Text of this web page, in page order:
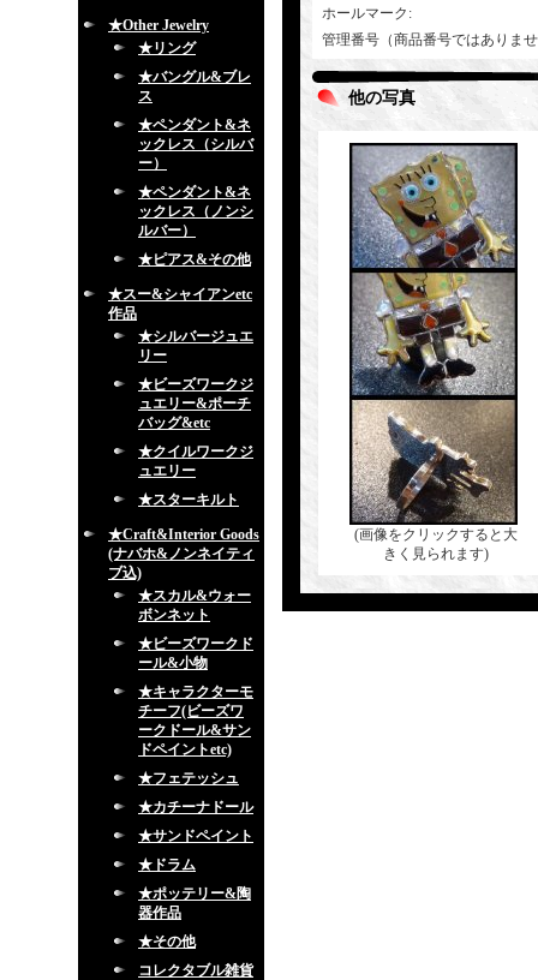
★Other Jewelry
★リング
★バングル&ブレ
ス
★ペンダント&ネ
ックレス（シルバ
ー）
★ペンダント&ネ
ックレス（ノンシ
ルバー）
★ピアス&その他
★スー&シャイアンetc
作品
★シルバージュエ
リー
★ビーズワークジ
ュエリー&ポーチ
バッグ&etc
★クイルワークジ
ュエリー
★スターキルト
★Craft&Interior Goods
(ナバホ&ノンネイティ
ブ込)
★スカル&ウォー
ボンネット
★ビーズワークド
ール&小物
★キャラクターモ
チーフ(ビーズワ
ークドール&サン
ドペイントetc)
★フェテッシュ
★カチーナドール
★サンドペイント
★ドラム
★ポッテリー&陶
器作品
★その他
コレクタブル雑貨
ホールマーク :
管理番号（商品番号ではありま
他の写真
(画像をクリックすると大
きく見られます)